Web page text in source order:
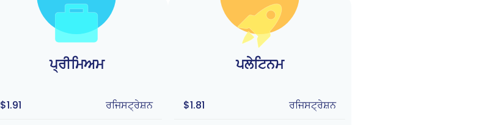
ਪ੍ਰੀਮਿਅਮ
$1.91
ਰਜਿਸਟ੍ਰੇਸ਼ਨ
ਪਲੇਟਿਨਮ
$1.81
ਰਜਿਸਟ੍ਰੇਸ਼ਨ